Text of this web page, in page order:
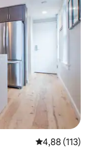
5 üzerinden
4,88 (113)